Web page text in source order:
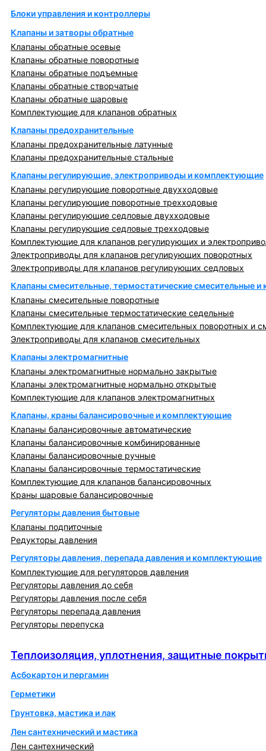
Блоки управления и контроллеры
Клапаны и затворы обратные
Клапаны обратные осевые
Клапаны обратные поворотные
Клапаны обратные подъемные
Клапаны обратные створчатые
Клапаны обратные шаровые
Комплектующие для клапанов обратных
Клапаны предохранительные
Клапаны предохранительные латунные
Клапаны предохранительные стальные
Клапаны регулирующие, электроприводы и комплектующие
Клапаны регулирующие поворотные двухходовые
Клапаны регулирующие поворотные трехходовые
Клапаны регулирующие седловые двухходовые
Клапаны регулирующие седловые трехходовые
Комплектующие для клапанов регулирующих и
Электроприводы для клапанов регулирующих поворотных
Электроприводы для клапанов регулирующих седловых
Клапаны смесительные, термостатические смесительные
Клапаны смесительные поворотные
Клапаны смесительные термостатические седельные
Комплектующие для клапанов смесительных поворотных и
Электроприводы для клапанов смесительных
Клапаны электромагнитные
Клапаны электромагнитные нормально закрытые
Клапаны электромагнитные нормально открытые
Комплектующие для клапанов электромагнитных
Клапаны, краны балансировочные и комплектующие
Клапаны балансировочные автоматические
Клапаны балансировочные комбинированные
Клапаны балансировочные ручные
Клапаны балансировочные термостатические
Комплектующие для клапанов балансировочных
Краны шаровые балансировочные
Регуляторы давления бытовые
Клапаны подпиточные
Редукторы давления
Регуляторы давления, перепада давления и комплектующие
Комплектующие для регуляторов давления
Регуляторы давления до себя
Регуляторы давления после себя
Регуляторы перепада давления
Регуляторы перепуска
Теплоизоляция, уплотнения, защитные
Асбокартон и пергамин
Герметики
Грунтовка, мастика и лак
Лен сантехнический и мастика
Лен сантехнический